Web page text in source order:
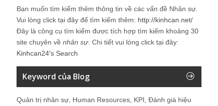
Bạn muốn tìm kiếm thêm thông tin về các vấn đề Nhân sự
Vui lòng click tại đây để tìm kiếm thêm: http://kinhcan.net/
Đây là công cụ tìm kiếm được tích hợp tìm kiếm khoảng 30
site chuyên về nhân sự. Chi tiết vui lòng click tại đây:
Kinhcan24′s Search
Keyword của Blog
Quản trị nhân sự, Human Resources, KPI, Đánh giá hiệu